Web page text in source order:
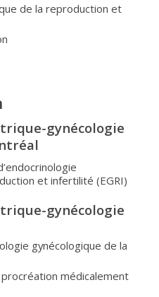
de la reproduction et
gynécologie
et infertilité (EGRI)
gynécologie
gynécologique de la
médicalement